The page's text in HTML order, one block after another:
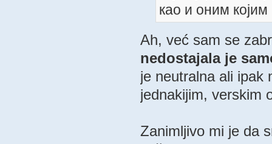
као и оним
Ah, već sam se
nedostajala je
je neutralna ali ipak
jednakijim, verskim
Zanimljivo mi je da